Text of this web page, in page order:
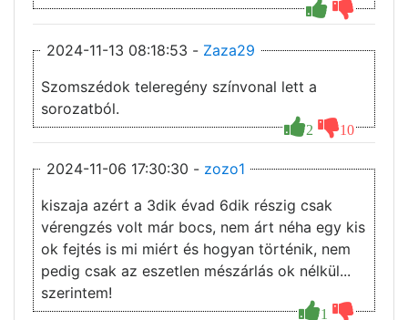
2024-11-13 08:18:53 - Zaza29
2 10
Szomszédok teleregény színvonal lett a
sorozatból.
2024-11-06 17:30:30 - zozo1
1
kiszaja azért a 3dik évad 6dik részig csak
vérengzés volt már bocs, nem árt néha egy kis
ok fejtés is mi miért és hogyan történik, nem
pedig csak az eszetlen mészárlás ok nélkül...
szerintem!